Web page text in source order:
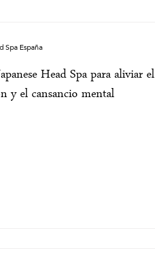
Head Spa para aliviar el
y el cansancio mental
Spa España